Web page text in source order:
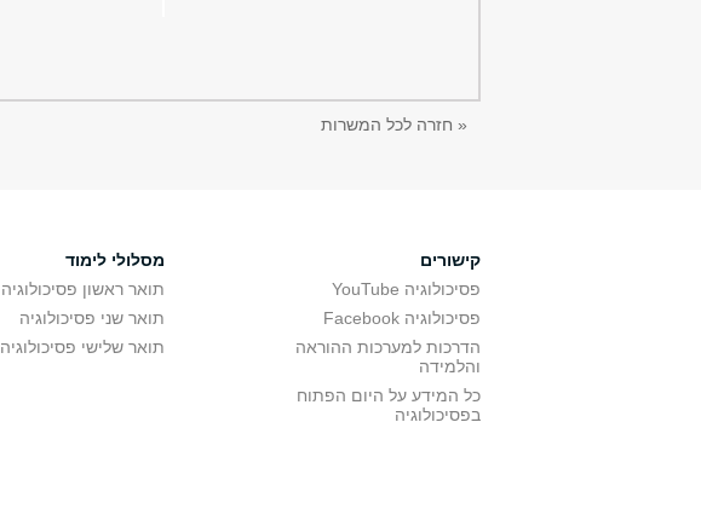
« חזרה לכל המשרות
קישורים
פסיכולוגיה YouTube
פסיכולוגיה Facebook
הדרכות למערכות ההוראה
והלמידה
כל המידע על היום הפתוח
בפסיכולוגיה
מסלולי לימוד
תואר ראשון פסיכולוגיה
תואר שני פסיכולוגיה
תואר שלישי פסיכולוגיה